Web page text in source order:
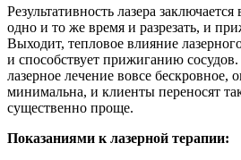
Результативность лазера
одно и то же время и разрезать, и
Выходит, тепловое влияние
и способствует прижиганию
лазерное лечение вовсе бескровное,
минимальна, и клиенты переносят
существенно проще.
Показаниями к лазерной терапии: